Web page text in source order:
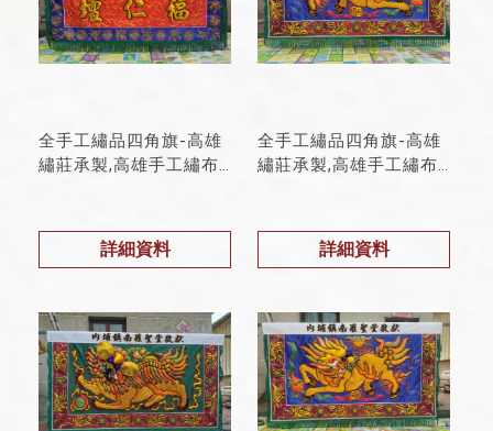
全手工繡品四角旗-高雄
繡莊承製,高雄手工繡布
詳細資料
全手工繡品四角旗-高雄
繡莊承製,高雄手工繡布
詳細資料